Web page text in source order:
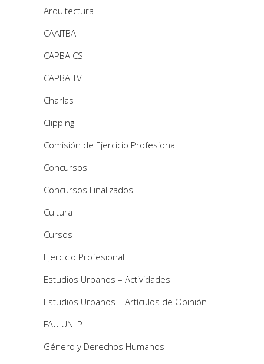
Arquitectura
CAAITBA
CAPBA CS
CAPBA TV
Charlas
Clipping
Comisión de Ejercicio Profesional
Concursos
Concursos Finalizados
Cultura
Cursos
Ejercicio Profesional
Estudios Urbanos – Actividades
Estudios Urbanos – Artículos de Opinión
FAU UNLP
Género y Derechos Humanos